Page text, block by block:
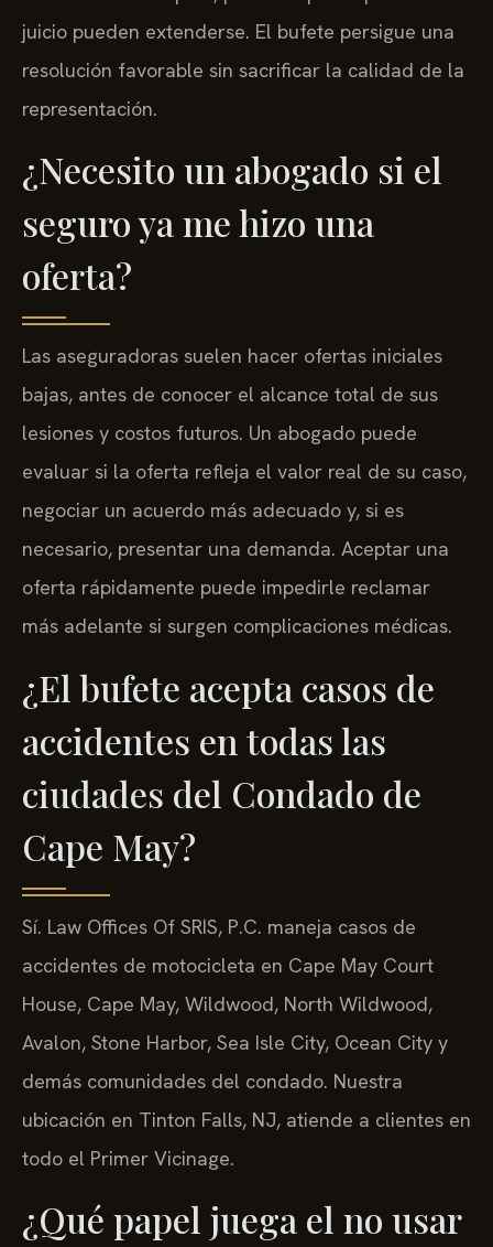
juicio pueden extenderse. El bufete persigue una
resolución favorable sin sacrificar la calidad de la
representación.
¿Necesito un abogado si el
seguro ya me hizo una
oferta?
Las aseguradoras suelen hacer ofertas iniciales
bajas, antes de conocer el alcance total de sus
lesiones y costos futuros. Un abogado puede
evaluar si la oferta refleja el valor real de su caso,
negociar un acuerdo más adecuado y, si es
necesario, presentar una demanda. Aceptar una
oferta rápidamente puede impedirle reclamar
más adelante si surgen complicaciones médicas.
¿El bufete acepta casos de
accidentes en todas las
ciudades del Condado de
Cape May?
Sí. Law Offices Of SRIS, P.C. maneja casos de
accidentes de motocicleta en Cape May Court
House, Cape May, Wildwood, North Wildwood,
Avalon, Stone Harbor, Sea Isle City, Ocean City y
demás comunidades del condado. Nuestra
ubicación en Tinton Falls, NJ, atiende a clientes en
todo el Primer Vicinage.
¿Qué papel juega el no usar